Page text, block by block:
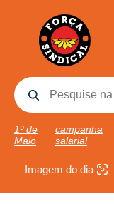
1º de
Maio
campanha
salarial
Imagem do dia